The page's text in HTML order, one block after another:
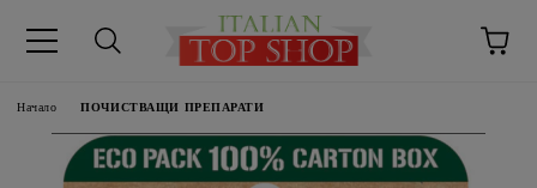
Начало ПОЧИСТВАЩИ ПРЕПАРАТИ